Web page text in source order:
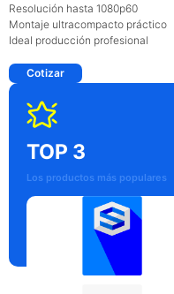
Resolución hasta 1080p60
Montaje ultracompacto práctico
Ideal producción profesional
Cotizar
TOP 3
Los productos más populares